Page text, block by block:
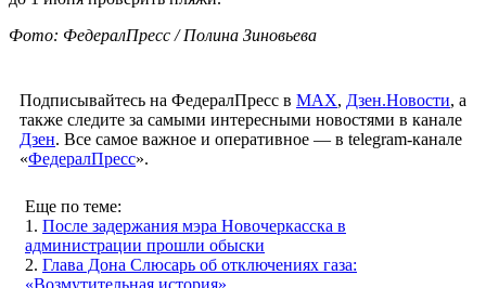
Фото: ФедералПресс / Полина Зиновьева
Подписывайтесь на ФедералПресс в МАХ, Дзен.Новости, а
также следите за самыми интересными новостями в канале
Дзен. Все самое важное и оперативное — в telegram-канале
«ФедералПресс».
Еще по теме:
1. После задержания мэра Новочеркасска в
администрации прошли обыски
2. Глава Дона Слюсарь об отключениях газа:
«Возмутительная история»